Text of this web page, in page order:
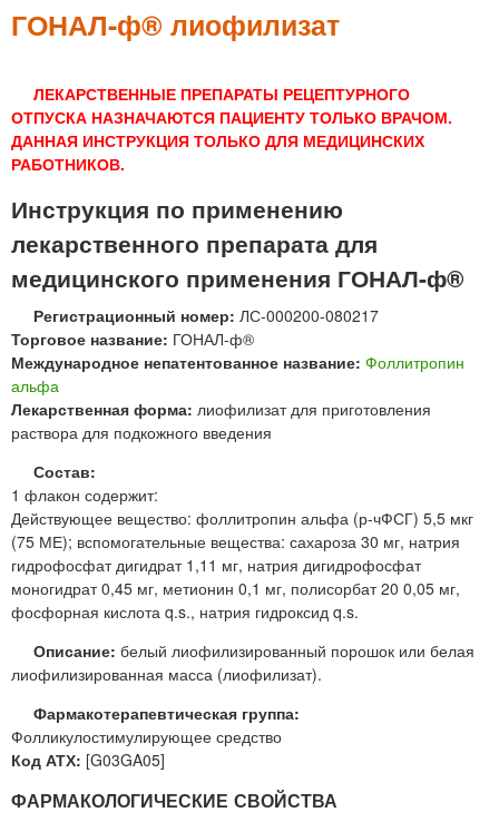
ГОНАЛ-ф® лиофилизат
ЛЕКАРСТВЕННЫЕ ПРЕПАРАТЫ РЕЦЕПТУРНОГО
ОТПУСКА НАЗНАЧАЮТСЯ ПАЦИЕНТУ ТОЛЬКО ВРАЧОМ.
ДАННАЯ ИНСТРУКЦИЯ ТОЛЬКО ДЛЯ МЕДИЦИНСКИХ
РАБОТНИКОВ.
Инструкция по применению
лекарственного препарата для
медицинского применения ГОНАЛ-ф®
Регистрационный номер: ЛС-000200-080217
Торговое название: ГОНАЛ-ф®
Международное непатентованное название: Фоллитропин
альфа
Лекарственная форма: лиофилизат для приготовления
раствора для подкожного введения
Состав:
1 флакон содержит:
Действующее вещество: фоллитропин альфа (р-чФСГ) 5,5 мкг
(75 МЕ); вспомогательные вещества: сахароза 30 мг, натрия
гидрофосфат дигидрат 1,11 мг, натрия дигидрофосфат
моногидрат 0,45 мг, метионин 0,1 мг, полисорбат 20 0,05 мг,
фосфорная кислота q.s., натрия гидроксид q.s.
Описание: белый лиофилизированный порошок или белая
лиофилизированная масса (лиофилизат).
Фармакотерапевтическая группа:
Фолликулостимулирующее средство
Код АТХ: [G03GA05]
ФАРМАКОЛОГИЧЕСКИЕ СВОЙСТВА